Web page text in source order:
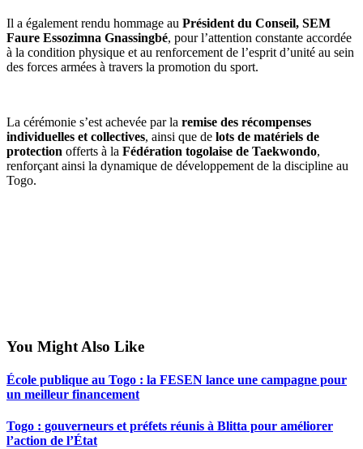
Il a également rendu hommage au Président du Conseil, SEM
Faure Essozimna Gnassingbé, pour l’attention constante accordée
à la condition physique et au renforcement de l’esprit d’unité au sein
des forces armées à travers la promotion du sport.
La cérémonie s’est achevée par la remise des récompenses
individuelles et collectives, ainsi que de lots de matériels de
protection offerts à la Fédération togolaise de Taekwondo,
renforçant ainsi la dynamique de développement de la discipline au
Togo.
You Might Also Like
École publique au Togo : la FESEN lance une campagne pour
un meilleur financement
Togo : gouverneurs et préfets réunis à Blitta pour améliorer
l’action de l’État